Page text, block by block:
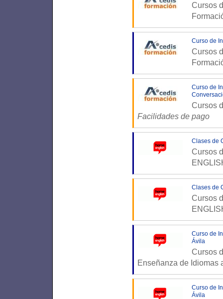
Cursos
Curso de
Cursos
Curso de
Cursos
Facilidades de pago
Clases de
Cursos
Clases de
Cursos
Curso de
Ávila
Cursos
Enseñanza de Idiomas
Curso de
Ávila